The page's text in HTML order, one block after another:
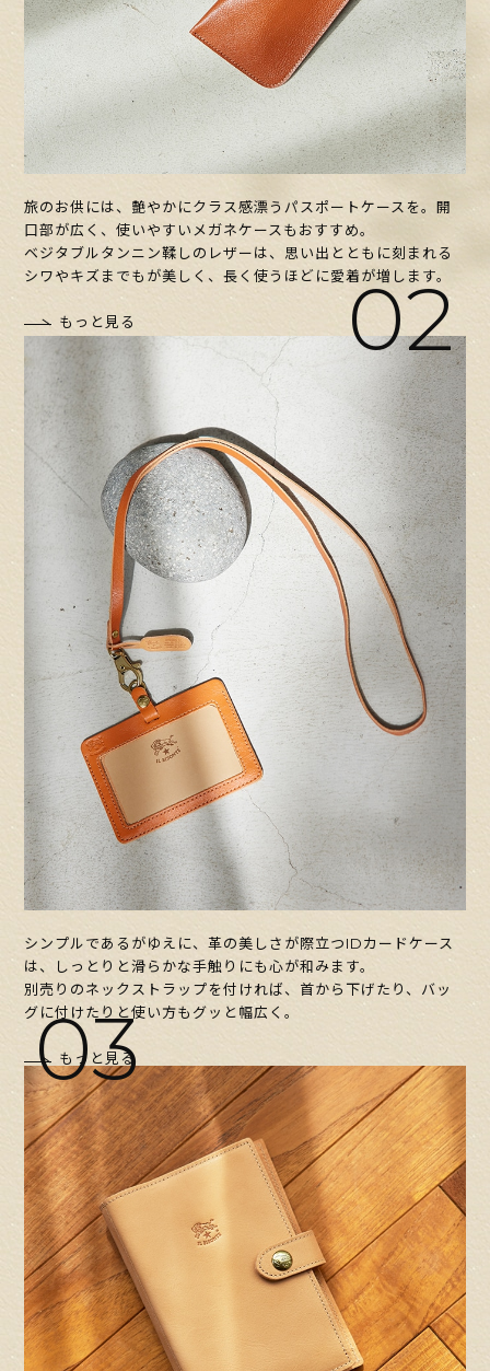
旅のお供には、艶やかにクラス感漂うパスポートケースを。開
口部が広く、使いやすいメガネケースもおすすめ。
ベジタブルタンニン鞣しのレザーは、思い出とともに刻まれる
シワやキズまでもが美しく、長く使うほどに愛着が増します。
もっと見る 02
シンプルであるがゆえに、革の美しさが際立つIDカードケース
は、しっとりと滑らかな手触りにも心が和みます。
別売りのネックストラップを付ければ、首から下げたり、バッ
グに付けたりと使い方もグッと幅広く。
もっと見る
03